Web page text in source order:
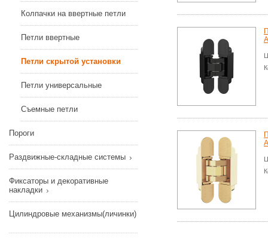
Колпачки на ввертные петли
Петли ввертные
Петли скрытой установки
Петли универсальные
Съемные петли
Пороги
Раздвижные-складные системы
Фиксаторы и декоративные
накладки
Цилиндровые механизмы(личинки)